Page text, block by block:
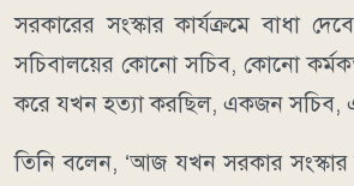
সরকারের সংস্কার কার্যক্রমে
সচিবালয়ের কোনো সচিব, কোনো
করে যখন হত্যা করছিল, একজন সচিব,
তিনি বলেন, ‘আজ যখন সরকার সংস্কার